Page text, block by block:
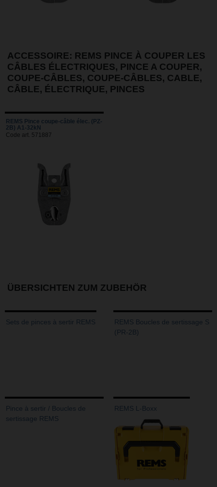
ACCESSOIRE: REMS PINCE À COUPER LES
CÂBLES ÉLECTRIQUES, PINCE A COUPER,
COUPE-CÂBLES, COUPE-CÂBLES, CABLE,
CÂBLE, ÉLECTRIQUE, PINCES
REMS Pince coupe-câble élec. (PZ-
2B) A1-32kN
Code art. 571887
ÜBERSICHTEN ZUM ZUBEHÖR
Sets de pinces à sertir REMS
REMS Boucles de sertissage S
(PR-2B)
Pince à sertir / Boucles de
sertissage REMS
REMS L-Boxx